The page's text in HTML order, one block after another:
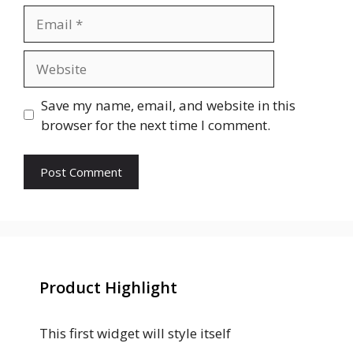
Save my name, email, and website in this
browser for the next time I comment.
Product Highlight
This first widget will style itself